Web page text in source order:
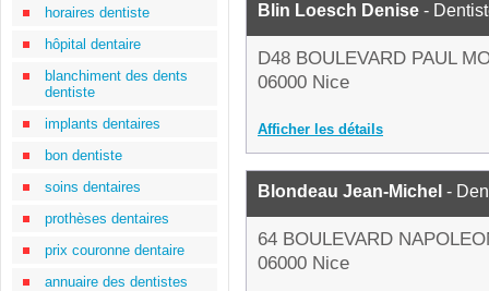
horaires dentiste
hôpital dentaire
blanchiment des dents
dentiste
implants dentaires
bon dentiste
soins dentaires
prothèses dentaires
prix couronne dentaire
annuaire des dentistes
Blin Loesch Denise -
D48 BOULEVARD PAUL
06000 Nice
Afficher les détails
Blondeau Jean-Michel -
64 BOULEVARD
06000 Nice